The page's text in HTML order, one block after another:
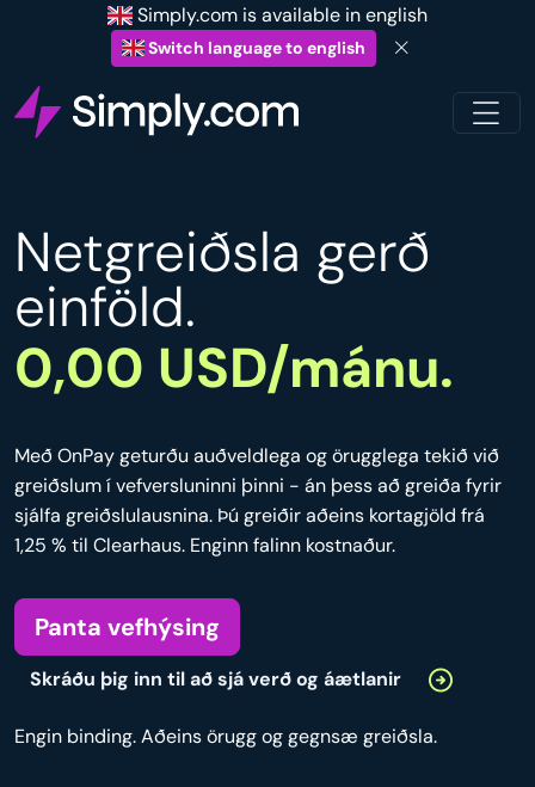
Simply.com is available in english
Switch language to english
Netgreiðsla gerð
einföld.
0,00 USD/mánu.
Með OnPay geturðu auðveldlega og örugglega tekið við
greiðslum í vefversluninni þinni - án þess að greiða fyrir
sjálfa greiðslulausnina. Þú greiðir aðeins kortagjöld frá
1,25 % til Clearhaus. Enginn falinn kostnaður.
Panta vefhýsing
Skráðu þig inn til að sjá verð og áætlanir
Engin binding. Aðeins örugg og gegnsæ greiðsla.